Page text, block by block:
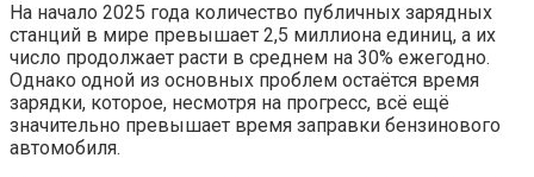
На начало 2025 года количество публичных зарядных
станций в мире превышает 2,5 миллиона единиц, а их
число продолжает расти в среднем на 30% ежегодно.
Однако одной из основных проблем остаётся время
зарядки, которое, несмотря на прогресс, всё ещё
значительно превышает время заправки бензинового
автомобиля.